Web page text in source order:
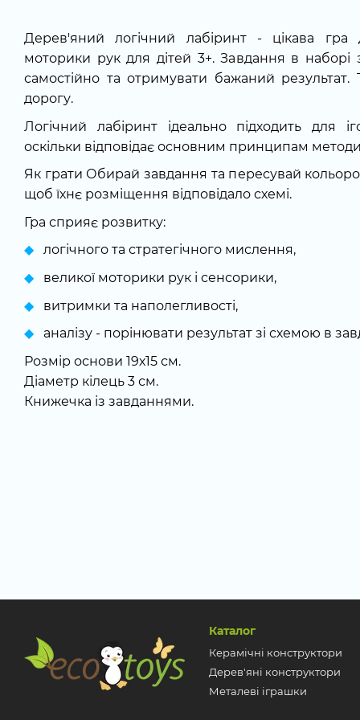
Дерев'яний логічний лабіринт - цікава гра
моторики рук для дітей 3+. Завдання в наборі
самостійно та отримувати бажаний
дорогу.
Логічний лабіринт ідеально підходить для
оскільки відповідає основним принципам
Як грати Обирай завдання та пересувай
щоб їхнє розміщення відповідало схемі.
Гра сприяє розвитку:
логічного та стратегічного мислення,
великої моторики рук і сенсорики,
витримки та наполегливості,
аналізу - порінювати результат зі схемою в
Розмір основи 19х15 см.
Діаметр кілець 3 см.
Книжечка із завданнями.
Каталог
Керамічні конструктори
Дерев'яні конструктори
Металеві іграшки